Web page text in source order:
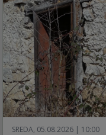
SREDA, 05.08.2026 | 10:00